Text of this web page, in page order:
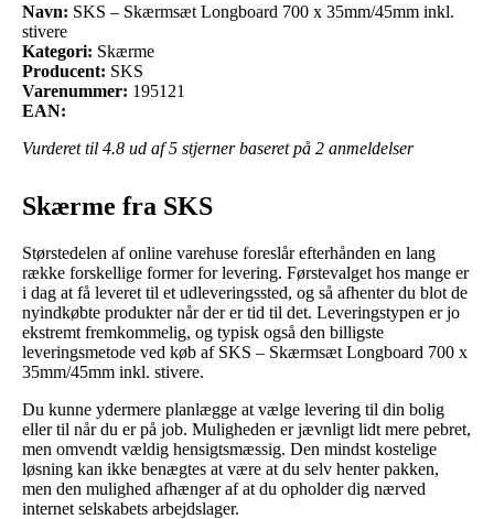
Navn: SKS – Skærmsæt Longboard 700 x 35mm/45mm inkl.
stivere
Kategori: Skærme
Producent: SKS
Varenummer: 195121
EAN:
Vurderet til 4.8 ud af 5 stjerner baseret på 2 anmeldelser
Skærme fra SKS
Størstedelen af online varehuse foreslår efterhånden en lang
række forskellige former for levering. Førstevalget hos mange er
i dag at få leveret til et udleveringssted, og så afhenter du blot de
nyindkøbte produkter når der er tid til det. Leveringstypen er jo
ekstremt fremkommelig, og typisk også den billigste
leveringsmetode ved køb af SKS – Skærmsæt Longboard 700 x
35mm/45mm inkl. stivere.
Du kunne ydermere planlægge at vælge levering til din bolig
eller til når du er på job. Muligheden er jævnligt lidt mere pebret,
men omvendt vældig hensigtsmæssig. Den mindst kostelige
løsning kan ikke benægtes at være at du selv henter pakken,
men den mulighed afhænger af at du opholder dig nærved
internet selskabets arbejdslager.